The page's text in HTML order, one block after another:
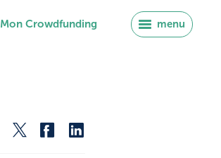
Mon Crowdfunding menu